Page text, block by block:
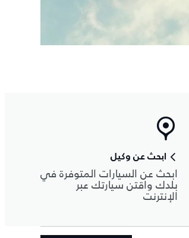
ابحث عن وكيل
ابحث عن السيارات المتوفرة في
بلدك واقتن سيارتك عبر
الإنترنت